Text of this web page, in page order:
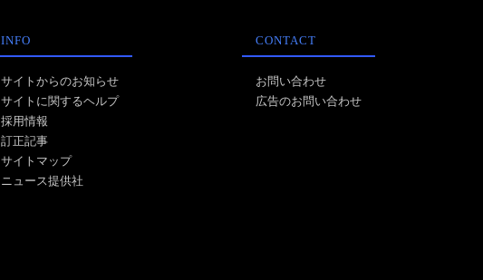
INFO
サイトからのお知らせ
サイトに関するヘルプ
採用情報
訂正記事
サイトマップ
ニュース提供社
CONTACT
お問い合わせ
広告のお問い合わせ